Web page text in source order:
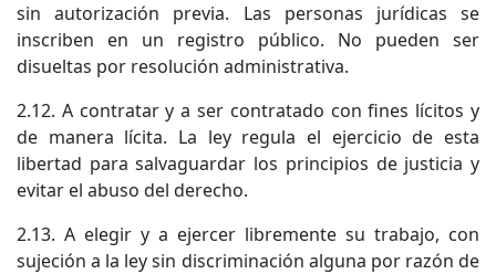
sin autorización previa. Las personas jurídicas se
inscriben en un registro público. No pueden ser
disueltas por resolución administrativa.
2.12. A contratar y a ser contratado con fines lícitos y
de manera lícita. La ley regula el ejercicio de esta
libertad para salvaguardar los principios de justicia y
evitar el abuso del derecho.
2.13. A elegir y a ejercer libremente su trabajo, con
sujeción a la ley sin discriminación alguna por razón de